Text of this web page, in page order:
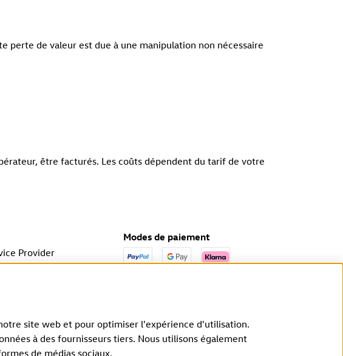
perte de valeur est due à une manipulation non nécessaire
être facturés. Les coûts dépendent du tarif de votre
Provider
Modes de paiement
site web et pour optimiser l'expérience d'utilisation.
à des fournisseurs tiers. Nous utilisons également
de médias sociaux.